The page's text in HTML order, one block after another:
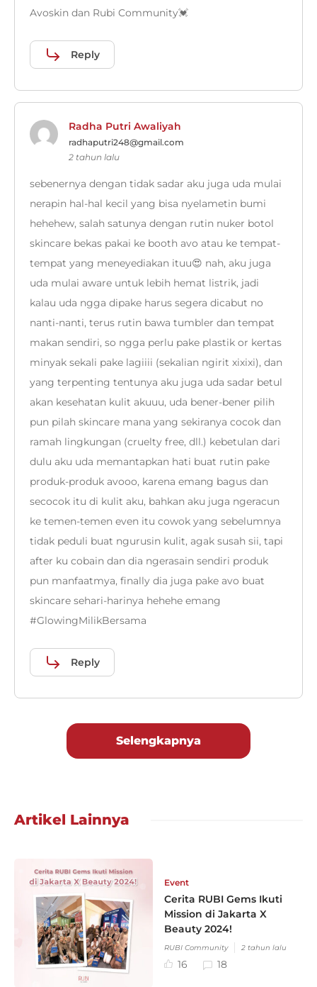
Avoskin dan Rubi Community💓
Reply
Radha Putri Awaliyah
radhaputri248@gmail.com
2 tahun lalu
sebenernya dengan tidak sadar aku juga uda mulai
nerapin hal-hal kecil yang bisa nyelametin bumi
hehehew, salah satunya dengan rutin nuker botol
skincare bekas pakai ke booth avo atau ke tempat-
tempat yang meneyediakan ituu😍 nah, aku juga
uda mulai aware untuk lebih hemat listrik, jadi
kalau uda ngga dipake harus segera dicabut no
nanti-nanti, terus rutin bawa tumbler dan tempat
makan sendiri, so ngga perlu pake plastik or kertas
minyak sekali pake lagiiii (sekalian ngirit xixixi), dan
yang terpenting tentunya aku juga uda sadar betul
akan kesehatan kulit akuuu, uda bener-bener pilih
pun pilah skincare mana yang sekiranya cocok dan
ramah lingkungan (cruelty free, dll.) kebetulan dari
dulu aku uda memantapkan hati buat rutin pake
produk-produk avooo, karena emang bagus dan
secocok itu di kulit aku, bahkan aku juga ngeracun
ke temen-temen even itu cowok yang sebelumnya
tidak peduli buat ngurusin kulit, agak susah sii, tapi
after ku cobain dan dia ngerasain sendiri produk
pun manfaatmya, finally dia juga pake avo buat
skincare sehari-harinya hehehe emang
#GlowingMilikBersama
Reply
Selengkapnya
Artikel Lainnya
Event
Cerita RUBI Gems Ikuti
Mission di Jakarta X
Beauty 2024!
RUBI Community 2 tahun lalu
16 18